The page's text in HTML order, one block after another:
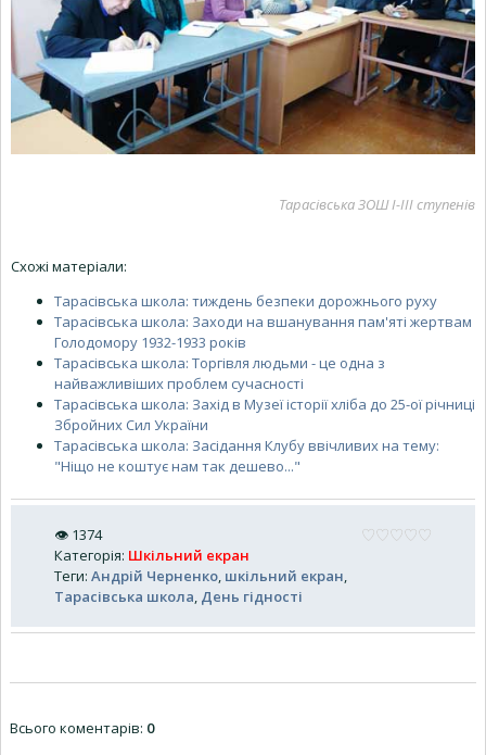
Тарасівська ЗОШ І-ІІІ ступенів
Схожі матеріали:
Тарасівська школа: тиждень безпеки дорожнього руху
Тарасівська школа: Заходи на вшанування пам'яті жертвам
Голодомору 1932-1933 років
Тарасівська школа: Торгівля людьми - це одна з
найважливіших проблем сучасності
Тарасівська школа: Захід в Музеї історії хліба до 25-ої річниці
Збройних Сил України
Тарасівська школа: Засідання Клубу ввічливих на тему:
"Ніщо не коштує нам так дешево..."
👁 1374
Категорія: Шкільний екран
Теги: Андрій Черненко шкільний екран
Тарасівська школа День гідності
Всього коментарів: 0